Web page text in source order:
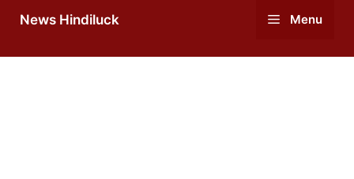
News Hindiluck Menu